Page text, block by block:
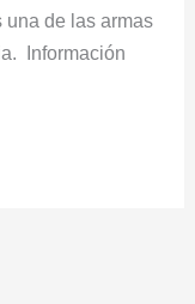
una de las armas
Información